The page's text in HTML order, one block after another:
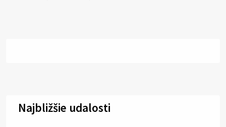
Najbližšie udalosti